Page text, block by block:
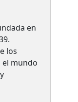
en
los
el mundo